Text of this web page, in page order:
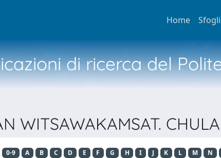
Home
di ricerca del
WITSAWAKAMSAT.
0-9 A B C D E F G H I J K L M N